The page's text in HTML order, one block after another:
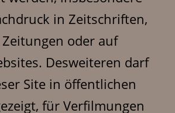
in Zeitschriften,
Zeitungen oder auf
Desweiteren darf
Site in öffentlichen
für Verfilmungen